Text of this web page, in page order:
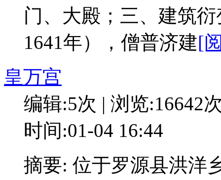
门、大殿；三、建筑
1641年），僧普济建[
皇万宫
编辑:5次 | 浏览:16642
时间:01-04 16:44
摘要: 位于罗源县洪洋